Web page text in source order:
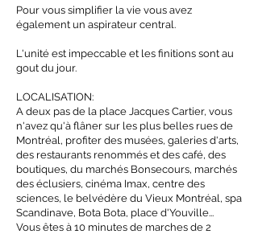
Pour vous simplifier la vie vous avez
également un aspirateur central.
L'unité est impeccable et les finitions sont au
gout du jour.
LOCALISATION:
A deux pas de la place Jacques Cartier, vous
n'avez qu'à flâner sur les plus belles rues de
Montréal, profiter des musées, galeries d'arts,
des restaurants renommés et des café, des
boutiques, du marchés Bonsecours, marchés
des éclusiers, cinéma Imax, centre des
sciences, le belvédère du Vieux Montréal, spa
Scandinave, Bota Bota, place d'Youville...
Vous êtes à 10 minutes de marches de 2